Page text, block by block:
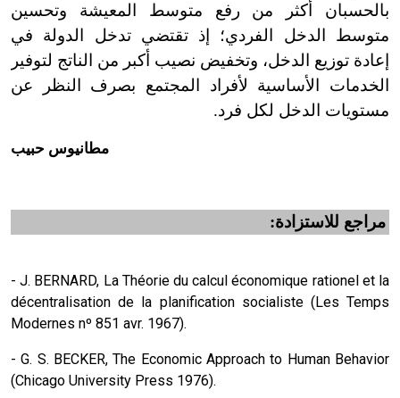
بالحسبان أكثر من رفع متوسط المعيشة وتحسين
متوسط الدخل الفردي؛ إذ تقتضي تدخل الدولة في
إعادة توزيع الدخل، وتخفيض نصيب أكبر من الناتج لتوفير
الخدمات الأساسية لأفراد المجتمع بصرف النظر عن
مستويات الدخل لكل فرد.
مطانيوس حبيب
مراجع للاستزادة:
- J. BERNARD, La Théorie du calcul économique rationel et la
décentralisation de la planification socialiste (Les Temps
Modernes nº 851 avr. 1967).
- G. S. BECKER, The Economic Approach to Human Behavior
(Chicago University Press 1976).